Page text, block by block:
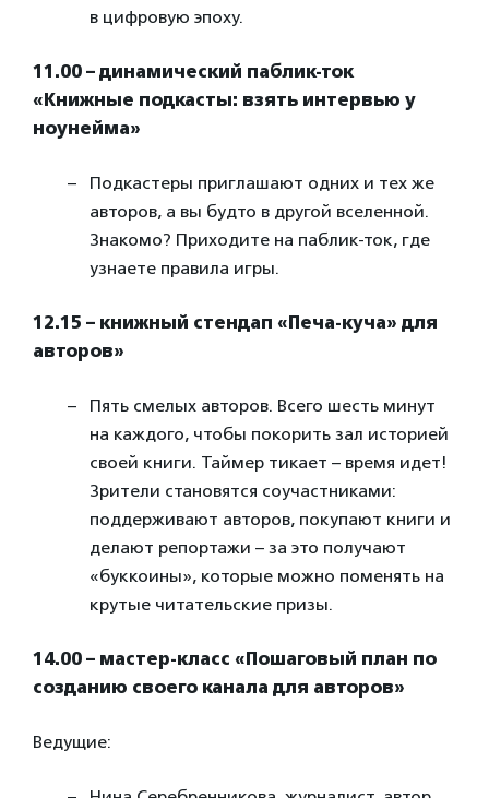
в цифровую эпоху.
11.00 – динамический паблик-ток
«Книжные подкасты: взять интервью у
ноунейма»
Подкастеры приглашают одних и тех же
авторов, а вы будто в другой вселенной.
Знакомо? Приходите на паблик-ток, где
узнаете правила игры.
12.15 – книжный стендап «Печа-куча» для
авторов»
Пять смелых авторов. Всего шесть минут
на каждого, чтобы покорить зал историей
своей книги. Таймер тикает – время идет!
Зрители становятся соучастниками:
поддерживают авторов, покупают книги и
делают репортажи – за это получают
«буккоины», которые можно поменять на
крутые читательские призы.
14.00 – мастер-класс «Пошаговый план по
созданию своего канала для авторов»
Ведущие: